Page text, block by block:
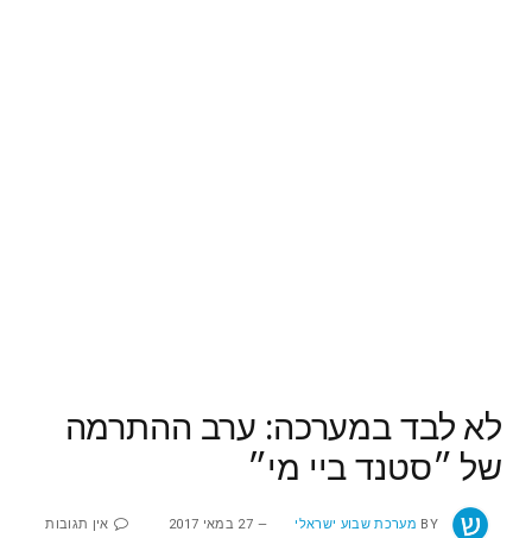
לא לבד במערכה: ערב ההתרמה
של ״סטנד ביי מי״
BY מערכת שבוע ישראלי 27 במאי 2017 אין תגובות